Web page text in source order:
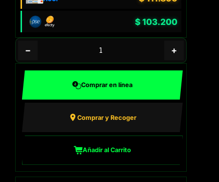
$103.200
− +
Comprar en línea
Comprar y Recoger
Añadir al Carrito